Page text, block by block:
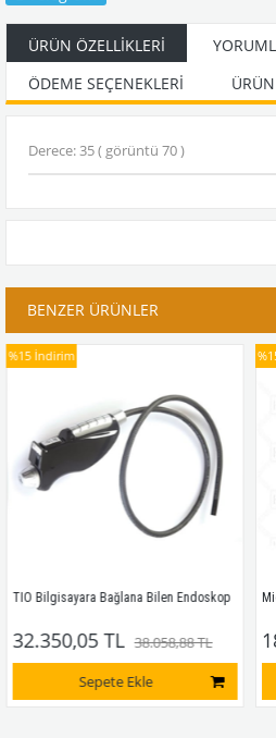
ÜRÜN ÖZELLIKLERI
ÖDEME SEÇENEKLERI
Derece: 35 ( görüntü 70 )
BENZER ÜRÜNLER
TIO Bilgisayara Bağlana Bilen Endoskop
32.350,05 TL 38.058,88 TL
Sepete Ekle
İndirim %15